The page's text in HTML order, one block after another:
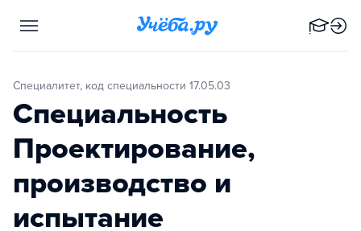
Специалитет, код специальности 17.05.03
Специальность
Проектирование,
производство и
испытание